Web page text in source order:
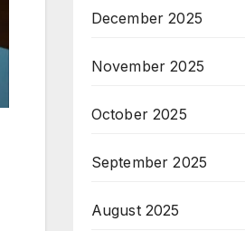
December 2025
November 2025
October 2025
September 2025
August 2025